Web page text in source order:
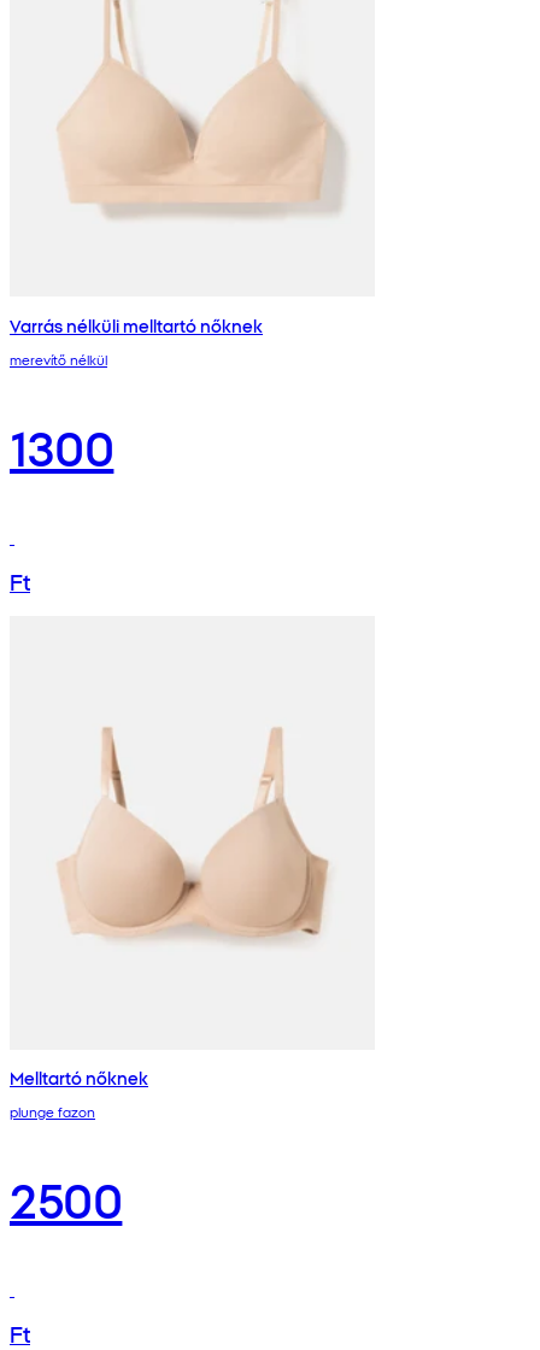
Varrás nélküli melltartó nőknek
merevítő nélkül
1300
Ft
Melltartó nőknek
plunge fazon
2500
Ft